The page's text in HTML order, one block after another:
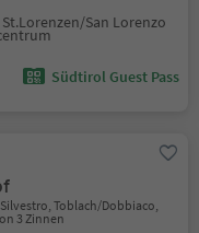
San Lorenzo
Südtirol Guest Pass
Toblach/Dobbiaco,
3 Zinnen